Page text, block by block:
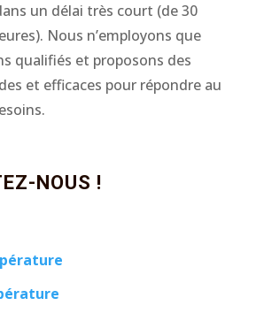
un délai très court (de 30
Nous n’employons que
qualifiés et proposons des
et efficaces pour répondre au
NOUS !